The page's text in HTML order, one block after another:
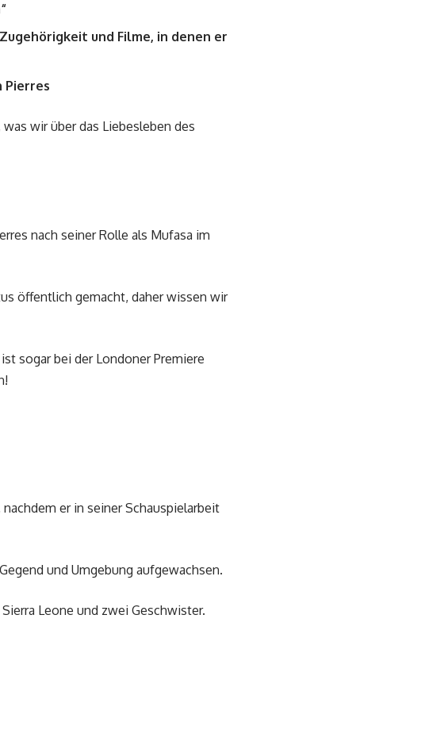
und Filme, in denen er
Pierres
wir über das Liebesleben des
nach seiner Rolle als Mufasa im
öffentlich gemacht, daher wissen wir
sogar bei der Londoner Premiere
er in seiner Schauspielarbeit
und Umgebung aufgewachsen.
Leone und zwei Geschwister.